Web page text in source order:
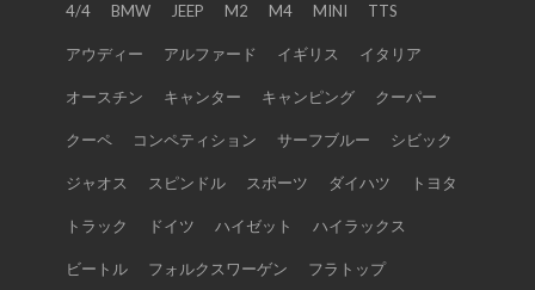
4/4 BMW JEEP M2 M4 MINI TTS
アウディー アルファード イギリス イタリア
オースチン キャンター キャンピング クーパー
クーペ コンペティション サーフブルー シビック
ジャオス スピンドル スポーツ ダイハツ トヨタ
トラック ドイツ ハイゼット ハイラックス
ビートル フォルクスワーゲン フラトップ